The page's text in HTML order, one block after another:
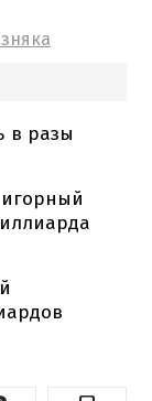
в разы